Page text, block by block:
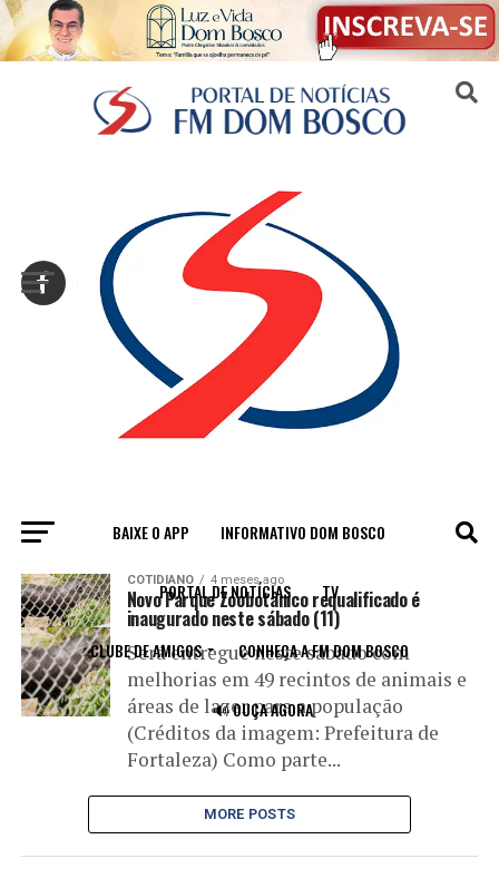
BAIXE O APP INFORMATIVO DOM BOSCO
PORTAL DE NOTÍCIAS TV
CLUBE DE AMIGOS CONHEÇA A FM DOM BOSCO
🔊 OUÇA AGORA
All posts tagged "lazer"
COTIDIANO 4 meses ago
Novo Parque Zoobotânico requalificado é
inaugurado neste sábado (11)
Será entregue neste sábado com
melhorias em 49 recintos de animais e
áreas de lazer para a população
(Créditos da imagem: Prefeitura de
Fortaleza) Como parte...
MORE POSTS
Sair da versão mobile